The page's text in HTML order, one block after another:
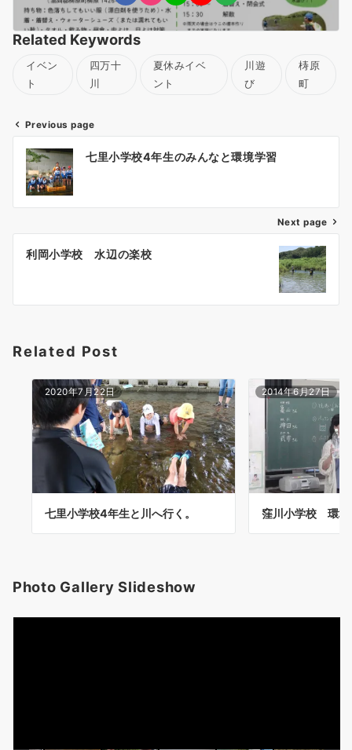
Related Keywords
イベン
ト
四万十
川
夏休みイベ
ント
川遊
び
梼原
町
投
稿
ナ
ビ
シ
ン
Previous page
七里小学校4年生のみんなと環境学習
Next page
利岡小学校 水辺の楽校
Related Post
2020年7月22日
七里小学校4年生と川へ行く。
2014年6月27日
窪川小学校 環境
Photo Gallery Slideshow